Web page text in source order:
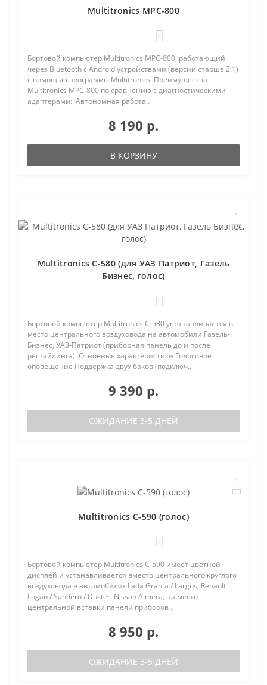
Multitronics MPC-800
Бортовой компьютер Multitronics MPC-800, работающий
через Bluetooth с Android устройствами (версии старше 2.1)
с помощью программы Multitronics. Преимущества
Multitronics MPC-800 по сравнению с диагностическими
адаптерами: Автономная работа..
8 190 р.
В КОРЗИНУ
Multitronics C-580 (для УАЗ Патриот, Газель
Бизнес, голос)
Бортовой компьютер Multitronics C-580 устанавливается в
место центрального воздуховода на автомобили Газель-
Бизнес, УАЗ-Патриот (приборная панель до и после
рестайлинга). Основные характеристики Голосовое
оповещение Поддержка двух баков (подключ..
9 390 р.
ОЖИДАНИЕ 3-5 ДНЕЙ
Multitronics C-590 (голос)
Бортовой компьютер Multitronics C-590 имеет цветной
дисплей и устанавливается вместо центрального круглого
воздуховода в автомобилях Lada Granta / Largus, Renault
Logan / Sandero / Duster, Nissan Almera, на место
центральной вставки панели приборов ..
8 950 р.
ОЖИДАНИЕ 3-5 ДНЕЙ